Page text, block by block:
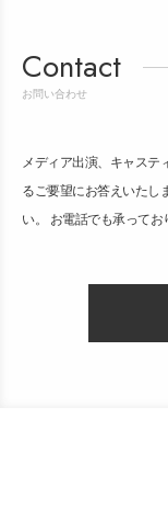
Contact
お問い合わせ
メディア出演、キャステ
るご要望にお答えいたし
い。 お電話でも承ってお